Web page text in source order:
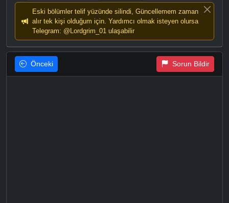
Eski bölümler telif yüzünde silindi, Güncellemem zaman
alır tek kişi olduğum için. Yardımcı olmak isteyen olursa
Telegram: @Lordgrim_01 ulaşabilir
Önceki Sorun Bildir